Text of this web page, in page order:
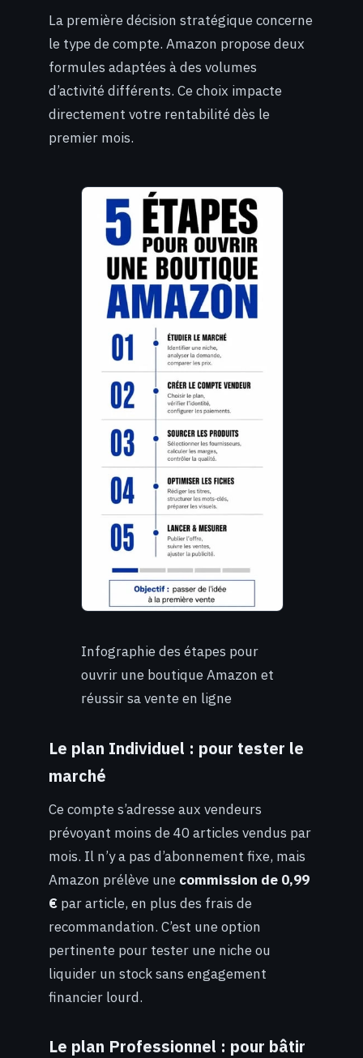
La première décision stratégique concerne
le type de compte. Amazon propose deux
formules adaptées à des volumes
d’activité différents. Ce choix impacte
directement votre rentabilité dès le
premier mois.
Infographie des étapes pour
ouvrir une boutique Amazon et
réussir sa vente en ligne
Le plan Individuel : pour tester le
marché
Ce compte s’adresse aux vendeurs
prévoyant moins de 40 articles vendus par
mois. Il n’y a pas d’abonnement fixe, mais
Amazon prélève une commission de 0,99
€ par article, en plus des frais de
recommandation. C’est une option
pertinente pour tester une niche ou
liquider un stock sans engagement
financier lourd.
Le plan Professionnel : pour bâtir